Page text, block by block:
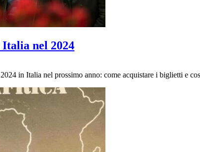
nel 2024
in Italia nel prossimo anno: come acquistare i biglietti e